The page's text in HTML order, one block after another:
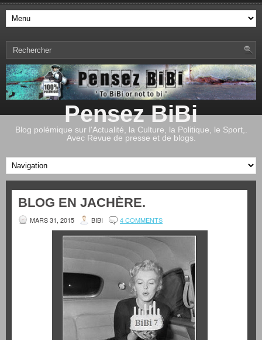
Pensez BiBi
Blog polémique sur l'Actualité, la Culture, la Politique, le Sport,.
Avec Revue de presse et de blogs.
BLOG EN JACHÈRE.
MARS 31, 2015 BIBI 4 COMMENTS